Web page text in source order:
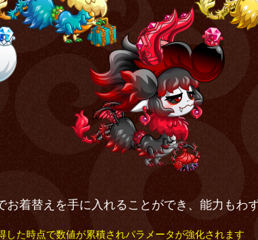
お着替えを手に入れることができ、能力もわ
た時点で数値が累積されパラメータが強化されます